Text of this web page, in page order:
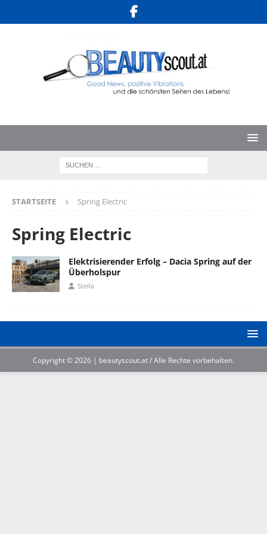
STARTSEITE Spring Electric
Spring Electric
Elektrisierender Erfolg – Dacia Spring auf der
Überholspur
Stella
Copyright © 2026 | beautyscout.at / Alle Rechte vorbehalten.